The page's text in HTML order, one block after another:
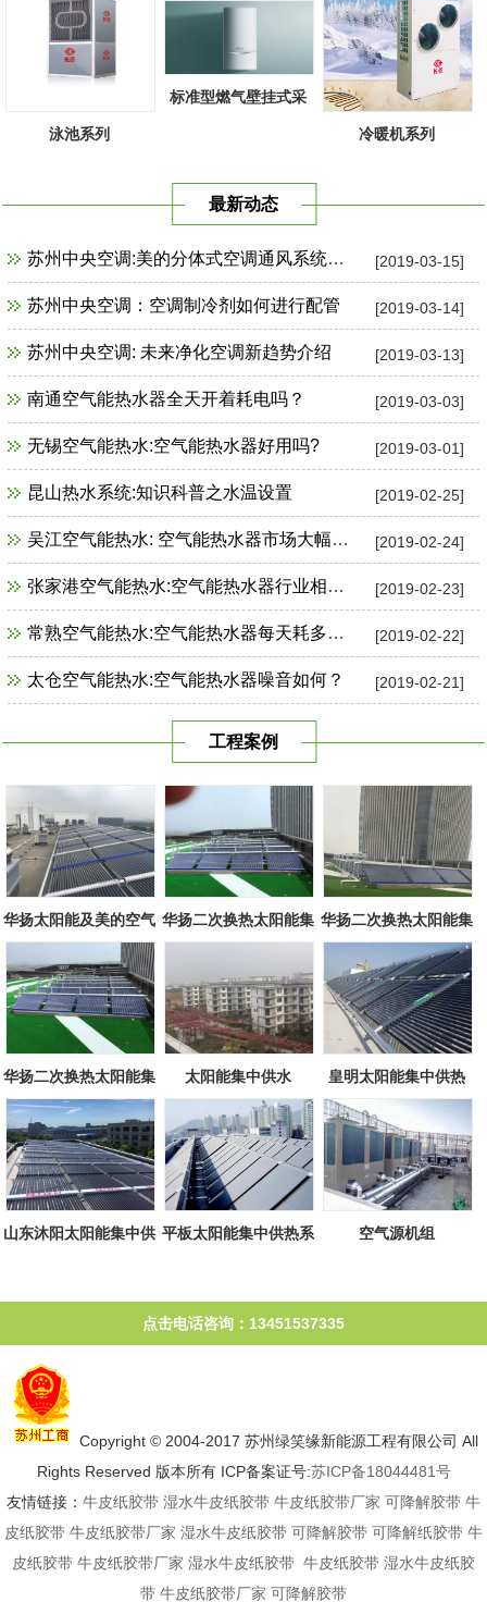
泳池系列
标准型燃气壁挂式采
冷暖机系列
最新动态
[2019-03-15]
苏州中央空调:美的分体式空调通风系统故障检修
[2019-03-14]
苏州中央空调：空调制冷剂如何进行配管
[2019-03-13]
苏州中央空调: 未来净化空调新趋势介绍
[2019-03-03]
南通空气能热水器全天开着耗电吗？
[2019-03-01]
无锡空气能热水:空气能热水器好用吗?
[2019-02-25]
昆山热水系统:知识科普之水温设置
[2019-02-24]
吴江空气能热水: 空气能热水器市场大幅增长
[2019-02-23]
张家港空气能热水:空气能热水器行业相关政策一览
[2019-02-22]
常熟空气能热水:空气能热水器每天耗多少电？
[2019-02-21]
太仓空气能热水:空气能热水器噪音如何？
工程案例
华扬太阳能及美的空气 华扬二次换热太阳能集 华扬二次换热太阳能集
中系统
华扬二次换热太阳能集
中系统
太阳能集中供水 皇明太阳能集中供热
山东沐阳太阳能集中供 平板太阳能集中供热系
空气源机组
点击电话咨询：13451537335
Copyright © 2004-2017 苏州绿笑缘新能源工程有限公司 All
Rights Reserved 版本所有 ICP备案证号:苏ICP备18044481号
友情链接： 牛皮纸胶带 湿水牛皮纸胶带 牛皮纸胶带厂家 可降解胶带 牛
皮纸胶带 牛皮纸胶带厂家 湿水牛皮纸胶带 可降解胶带 可降解纸胶带 牛
皮纸胶带 牛皮纸胶带厂家 湿水牛皮纸胶带 牛皮纸胶带 湿水牛皮纸胶
带 牛皮纸胶带厂家 可降解胶带